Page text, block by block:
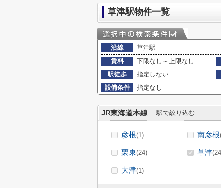
草津駅物件一覧
沿線
草津駅
賃料
下限なし～上限なし
駅徒歩
指定しない
設備条件
指定なし
JR東海道本線 駅で絞り込む
彦根(1) 南彦根
栗東(24) 草津
大津(1)